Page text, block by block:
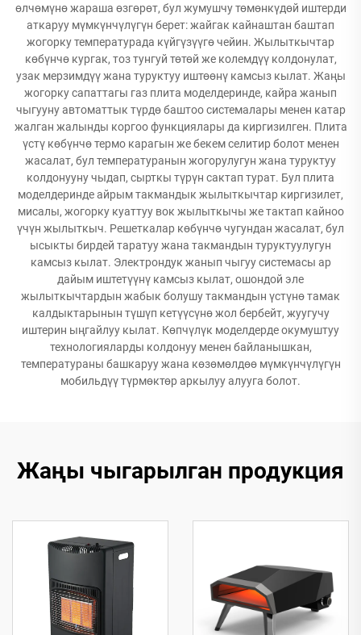
өлчөмүнө жараша өзгөрөт, бул жумушчу төмөнкүдөй иштерди
аткаруу мүмкүнчүлүгүн берет: жайгак кайнаштан баштап
жогорку температурада күйгүзүүгө чейин. Жылыткычтар
көбүнчө кургак, тоз тунгуй төтөй же колемдүү колдонулат,
узак мерзимдүү жана туруктуу иштөөнү камсыз кылат. Жаңы
жогорку сапаттагы газ плита моделдеринде, кайра жанып
чыгууну автоматтык түрдө баштоо системалары менен катар
жалган жалынды коргоо функциялары да киргизилген. Плита
үстү көбүнчө термо карагын же бекем селитир болот менен
жасалат, бул температуранын жогорулугун жана туруктуу
колдонууну чыдап, сырткы түрүн сактап турат. Бул плита
моделдеринде айрым такмандык жылыткычтар киргизилет,
мисалы, жогорку куаттуу вок жылыткычы же тактап кайноо
үчүн жылыткыч. Решеткалар көбүнчө чугундан жасалат, бул
ысыкты бирдей таратуу жана такмандын туруктуулугун
камсыз кылат. Электрондук жанып чыгуу системасы ар
дайым иштетүүнү камсыз кылат, ошондой эле
жылыткычтардын жабык болушу такмандын үстүнө тамак
калдыктарынын түшүп кетүүсүнө жол бербейт, жуугучу
иштерин ыңгайлуу кылат. Көпчүлүк моделдерде окумуштуу
технологияларды колдонуу менен байланышкан,
температураны башкаруу жана көзөмөлдөө мүмкүнчүлүгүн
мобильдүү түрмөктөр аркылуу алууга болот.
Жаңы чыгарылган продукция